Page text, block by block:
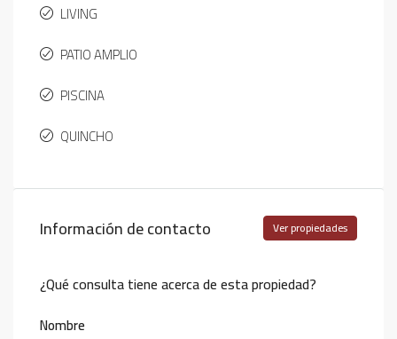
LIVING
PATIO AMPLIO
PISCINA
QUINCHO
Información de contacto Ver propiedades
¿Qué consulta tiene acerca de esta propiedad?
Nombre